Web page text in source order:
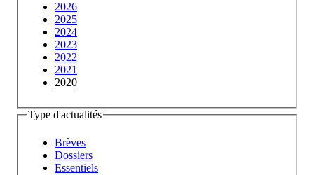
2026
2025
2024
2023
2022
2021
2020
Type d'actualités
Brèves
Dossiers
Essentiels